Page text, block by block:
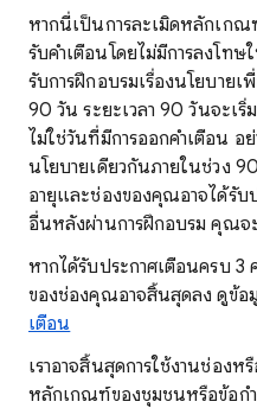
หากนี่เป็นการละเมิดหลักเก
รับคำเตือนโดยไม่มีการลงโท
รับการฝึกอบรมเรื่องนโยบาย
90 วัน ระยะเวลา 90 วันจะเ
ไม่ใช่วันที่มีการออกคำเตือน อ
นโยบายเดียวกันภายในช่วง
อายุและช่องของคุณอาจได้รับ
อื่นหลังผ่านการฝึกอบรม คุณจะ
หากได้รับประกาศเตือนครบ 3
ของช่องคุณอาจสิ้นสุดลง ดูข้อ
เตือน
เราอาจสิ้นสุดการใช้งานช่อง
หลักเกณฑ์ของชุมชนหรือข้อกำ